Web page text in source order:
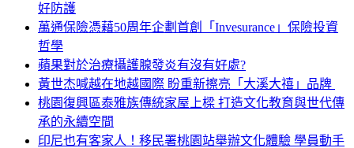
好防護
萬通保險憑藉50周年企劃首創「Invesurance」保險投資
哲學
蘋果對於治療攝護腺發炎有沒有好處?
黃世杰喊越在地越國際 盼重新擦亮「大溪大禧」品牌
桃園復興區泰雅族傳統家屋上樑 打造文化教育與世代傳
承的永續空間
印尼也有客家人！移民署桃園站舉辦文化體驗 學員動手